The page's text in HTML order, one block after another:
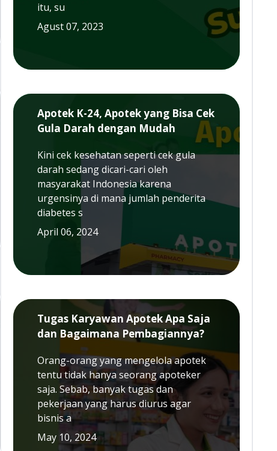
itu, su
Agust 07, 2023
Apotek K-24, Apotek yang Bisa Cek
Gula Darah dengan Mudah
Kini cek kesehatan seperti cek gula
darah sedang dicari-cari oleh
masyarakat Indonesia karena
urgensinya di mana jumlah penderita
diabetes s
April 06, 2024
Tugas Karyawan Apotek Apa Saja
dan Bagaimana Pembagiannya?
Orang-orang yang mengelola apotek
tentu tidak hanya seorang apoteker
saja. Sebab, banyak tugas dan
pekerjaan yang harus diurus agar
bisnis a
May 10, 2024